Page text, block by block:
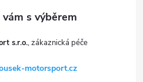
s.r.o.
motorsport.cz